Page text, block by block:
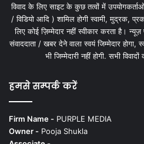
विवाद के लिए साइट के कुछ तत्वों में उपयोगकर्ताओं
/ विडियो आदि ) शामिल होगी स्वामी, मुद्रक,
लिए कोई ज़िम्मेदार नहीं स्वीकार करता है।
संवाददाता / खबर देने वाला स्वयं जिम्मेदार
भी जिम्मेदारी नहीं होगी. सभी
हमसे सम्पर्क करें
Firm Name - PURPLE MEDIA
Owner - Pooja Shukla